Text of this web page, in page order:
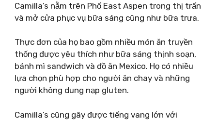
Camilla’s nằm trên Phố East Aspen trong thị trấn
và mở cửa phục vụ bữa sáng cũng như bữa trưa.
Thực đơn của họ bao gồm nhiều món ăn truyền
thống được yêu thích như bữa sáng thịnh soạn,
bánh mì sandwich và đồ ăn Mexico. Họ có nhiều
lựa chọn phù hợp cho người ăn chay và những
người không dung nạp gluten.
Camilla’s cũng gây được tiếng vang lớn với